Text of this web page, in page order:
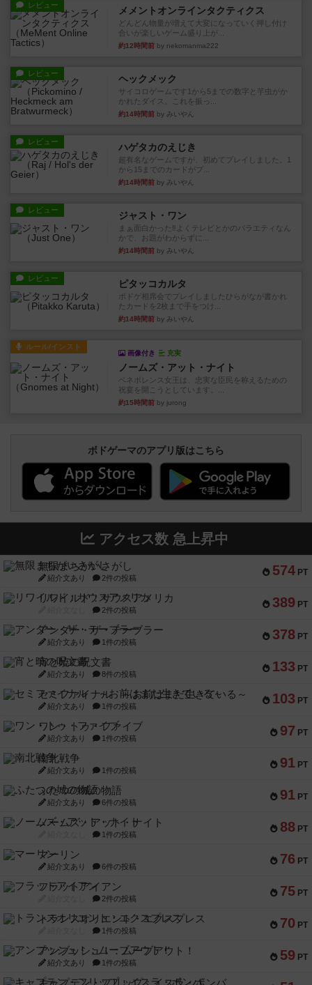
レビュー メメントオンラインタクティクス
どんどん物量が増えて大変になっていく押し付け
合いが楽しいゲーム盛り上が...
約12時間前 by nekomanma222
レビュー ヘックメック
サイコロゲームです1から5までの数字と芋虫がか
かれたダイス。これを振っ...
約14時間前 by みいやん
レビュー ハゲタカのえじき
超有名なゲームですが、初めてプレイしました。1
から15までのカードがプ...
約14時間前 by みいやん
レビュー ジャスト・ワン
まぁ面白かった‼️よくテレビとかのバラエティなん
かで、お題がわからずに...
約14時間前 by みいやん
レビュー ピタッコカルタ
ボドゲ相席会でプレイしましたひらがなが書かれ
たカードを2枚まで手をつけ...
約14時間前 by みいやん
ルール/インスト
画像付き 充実
ノームズ・アット・ナイト
ベネボレンス女王は、忠実な臣民を称えるための
祝宴を開こうとしています。...
約15時間前 by jurong
ボドゲーマのアプリ版はこちら
アクセス数 急上昇中
574 PT
無限まちがいさがし
紹介文あり 2件の投稿
389 PT
リワイルド：サウスアメリカ
2件の投稿
378 PT
アンダー・ザ・テーブラー
紹介文あり 1件の投稿
133 PT
宵と暁の呪文書
紹介文あり 8件の投稿
103 PT
セミファイナル ～お前はまだ生きている～
紹介文あり 1件の投稿
97 PT
ワン・トゥ・ファイブ
紹介文あり 1件の投稿
91 PT
南北戦争
紹介文あり 1件の投稿
91 PT
ふたつの城の物語
紹介文あり 6件の投稿
88 PT
ノームズ・アット・ナイト
1件の投稿
76 PT
マーリン
紹介文あり 6件の投稿
75 PT
フラットアイアン
2件の投稿
70 PT
トランスオリエント・エクスプレス
1件の投稿
59 PT
アンブッシュ！：ムーブアウト！
紹介文あり 1件の投稿